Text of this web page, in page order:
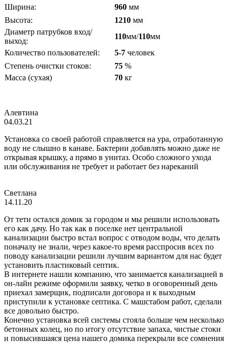
Ширина:
960 мм
Высота:
1210 мм
Диаметр патрубков вход/
выход:
110мм/110мм
Количество пользователей:
5-7 человек
Степень очистки стоков:
75 %
Масса (сухая)
70 кг
Алевтина
04.03.21
Установка со своей работой справляется на ура, отработанную
воду не слышно в канаве. Бактерии добавлять можно даже не
открывая крышку, а прямо в унитаз. Особо сложного ухода
или обслуживания не требует и работает без нареканий
Светлана
14.11.20
От тети остался домик за городом и мы решили использовать
его как дачу. Но так как в поселке нет центральной
канализации быстро встал вопрос с отводом воды, что делать
поначалу не знали, через какое-то время расспросив всех по
поводу канализации решили лучшим вариантом для нас будет
установить пластиковый септик.
В интернете нашли компанию, что занимается канализацией в
он-лайн режиме оформили заявку, четко в оговоренный день
приехал замерщик, подписали договора и к выходным
приступили к установке септика. С машстабом работ, сделали
все довольно быстро.
Конечно установка всей системы стояла больше чем несколько
бетонных колец, но по итогу отсутствие запаха, чистые стоки
и повысившаяся цена нашего домика перекрыли все сомнения